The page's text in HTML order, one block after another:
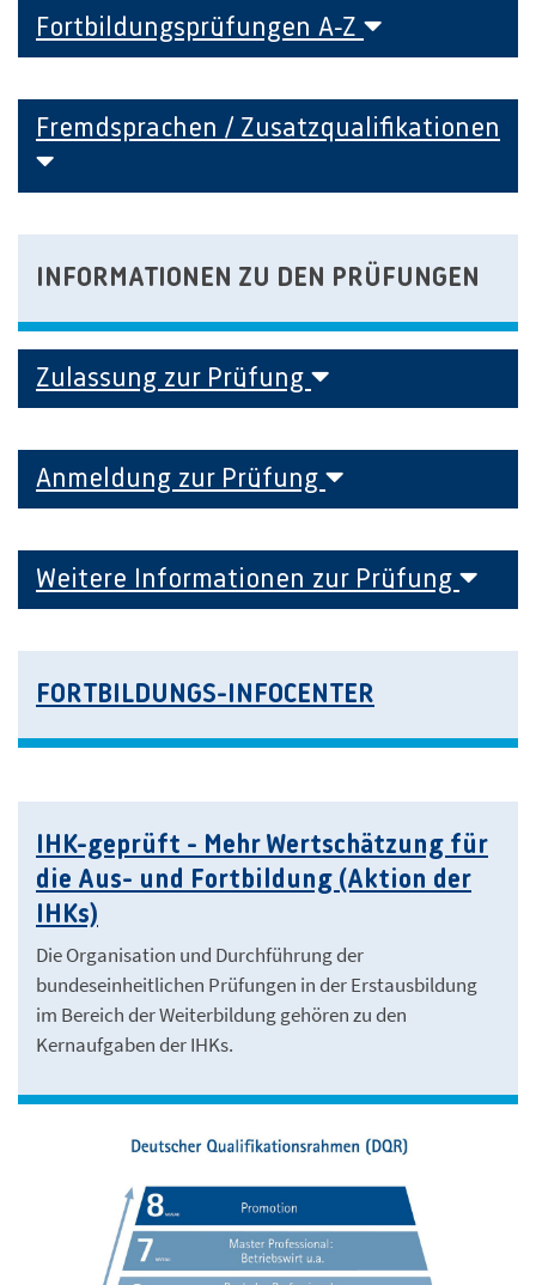
Fortbildungsprüfungen A-Z
Fremdsprachen / Zusatzqualifikationen
INFORMATIONEN ZU DEN PRÜFUNGEN
Zulassung zur Prüfung
Anmeldung zur Prüfung
Weitere Informationen zur Prüfung
FORTBILDUNGS-INFOCENTER
IHK-geprüft - Mehr Wertschätzung für
die Aus- und Fortbildung (Aktion der
IHKs)
Die Organisation und Durchführung der
bundeseinheitlichen Prüfungen in der Erstausbildung
im Bereich der Weiterbildung gehören zu den
Kernaufgaben der IHKs.